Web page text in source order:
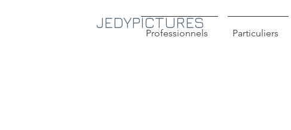
JEDYPICTURES
Professionnels Particuliers